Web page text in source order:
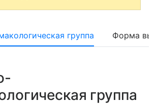
группа Форма
группа